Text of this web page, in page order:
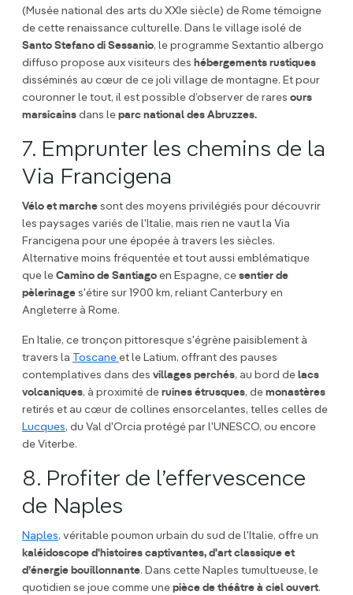
(Musée national des arts du XXIe siècle) de Rome témoigne
de cette renaissance culturelle. Dans le village isolé de
Santo Stefano di Sessanio, le programme Sextantio albergo
diffuso propose aux visiteurs des hébergements rustiques
disséminés au cœur de ce joli village de montagne. Et pour
couronner le tout, il est possible d’observer de rares ours
marsicains dans le parc national des Abruzzes.
7. Emprunter les chemins de la
Via Francigena
Vélo et marche sont des moyens privilégiés pour découvrir
les paysages variés de l'Italie, mais rien ne vaut la Via
Francigena pour une épopée à travers les siècles.
Alternative moins fréquentée et tout aussi emblématique
que le Camino de Santiago en Espagne, ce sentier de
pèlerinage s'étire sur 1900 km, reliant Canterbury en
Angleterre à Rome.
En Italie, ce tronçon pittoresque s'égrène paisiblement à
travers la Toscane et le Latium, offrant des pauses
contemplatives dans des villages perchés, au bord de lacs
volcaniques, à proximité de ruines étrusques, de monastères
retirés et au cœur de collines ensorcelantes, telles celles de
Lucques, du Val d'Orcia protégé par l'UNESCO, ou encore
de Viterbe.
8. Profiter de l’effervescence
de Naples
Naples, véritable poumon urbain du sud de l'Italie, offre un
kaléidoscope d'histoires captivantes, d'art classique et
d’énergie bouillonnante. Dans cette Naples tumultueuse, le
quotidien se joue comme une pièce de théâtre à ciel ouvert.